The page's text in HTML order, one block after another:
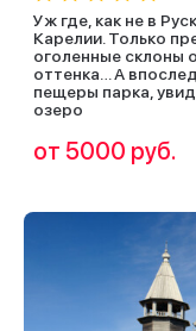
Уж где, как не в
Карелии. Только
оголенные склоны
оттенка… А
пещеры парка,
озеро
от 5000 руб.